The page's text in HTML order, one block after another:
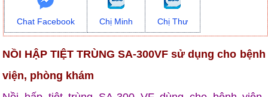
Chat Facebook Chị Minh Chị Thư
NỒI HẬP TIỆT TRÙNG SA-300VF sử dụng cho bệnh
viện, phòng khám